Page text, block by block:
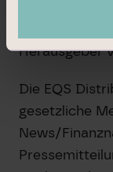
Herausgeber
Die EQS
gesetzliche
News/